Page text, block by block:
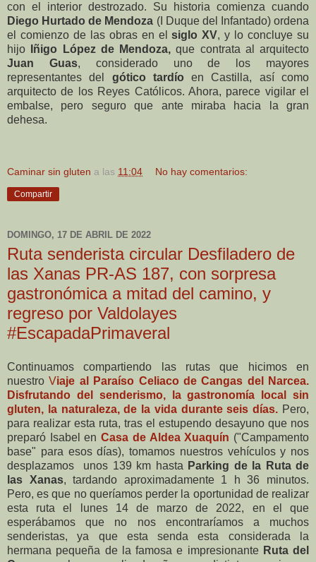
con el interior destrozado. Su historia comienza cuando
Diego Hurtado de Mendoza (I Duque del Infantado) ordena
el comienzo de las obras en elsiglo XV, y lo concluye su
hijo
Iñigo López de Mendoza, que contrata al arquitecto
Juan Guas, considerado uno de los mayores
representantes del gótico tardío en Castilla, así como
arquitecto de los Reyes Católicos. Ahora, parece vigilar el
embalse, pero seguro que ante miraba hacia la gran
dehesa.
Caminar sin gluten a las 11:04 No hay comentarios:
Compartir
DOMINGO, 17 DE ABRIL DE 2022
Ruta senderista circular Desfiladero de
las Xanas PR-AS 187, con sorpresa
gastronómica a mitad del camino, y
regreso por Valdolayes
#EscapadaPrimaveral
Continuamos compartiendo las rutas que hicimos en
nuestroViaje al Paraíso Celiaco de Cangas del Narcea.
Disfrutando del senderismo, la gastronomía local sin
gluten, la naturaleza, de la vida durante seis días. Pero,
para realizar esta ruta, tras el estupendo desayuno que nos
preparó Isabel enCasa de Aldea Xuaquín ("Campamento
base" para esos días), tomamos nuestros vehículos y nos
desplazamos unos 139 km hasta Parking de la Ruta de
las Xanas, tardando aproximadamente 1 h 36 minutos.
Pero, es que no queríamos perder la oportunidad de realizar
esta ruta el lunes 14 de marzo de 2022, en el que
esperábamos que no nos encontraríamos a muchos
senderistas, ya que esta senda esta considerada la
hermana pequeña de la famosa e impresionante Ruta del